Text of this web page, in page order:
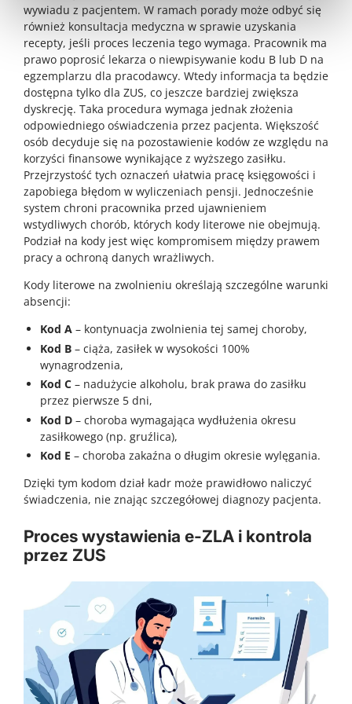
wywiadu z pacjentem. W ramach porady może odbyć się
również konsultacja medyczna w sprawie uzyskania
recepty, jeśli proces leczenia tego wymaga. Pracownik ma
prawo poprosić lekarza o niewpisywanie kodu B lub D na
egzemplarzu dla pracodawcy. Wtedy informacja ta będzie
dostępna tylko dla ZUS, co jeszcze bardziej zwiększa
dyskrecję. Taka procedura wymaga jednak złożenia
odpowiedniego oświadczenia przez pacjenta. Większość
osób decyduje się na pozostawienie kodów ze względu na
korzyści finansowe wynikające z wyższego zasiłku.
Przejrzystość tych oznaczeń ułatwia pracę księgowości i
zapobiega błędom w wyliczeniach pensji. Jednocześnie
system chroni pracownika przed ujawnieniem
wstydliwych chorób, których kody literowe nie obejmują.
Podział na kody jest więc kompromisem między prawem
pracy a ochroną danych wrażliwych.
Kody literowe na zwolnieniu określają szczególne warunki
absencji:
Kod A – kontynuacja zwolnienia tej samej choroby,
Kod B – ciąża, zasiłek w wysokości 100%
wynagrodzenia,
Kod C – nadużycie alkoholu, brak prawa do zasiłku
przez pierwsze 5 dni,
Kod D – choroba wymagająca wydłużenia okresu
zasiłkowego (np. gruźlica),
Kod E – choroba zakaźna o długim okresie wylęgania.
Dzięki tym kodom dział kadr może prawidłowo naliczyć
świadczenia, nie znając szczegółowej diagnozy pacjenta.
Proces wystawienia e-ZLA i kontrola
przez ZUS